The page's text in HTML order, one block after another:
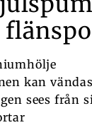
kan
sees från